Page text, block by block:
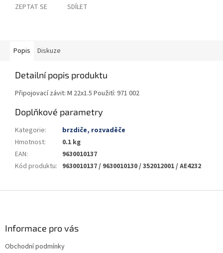
ZEPTAT SE SDÍLET
Popis Diskuze
Detailní popis produktu
Připojovací závit: M 22x1.5 Použití: 971 002
Doplňkové parametry
Kategorie:
brzdiče, rozvaděče
Hmotnost:
0.1 kg
EAN:
9630010137
Kód produktu: 9630010137 / 9630010130 / 352012001 / AE4232
Informace pro vás
Obchodní podmínky